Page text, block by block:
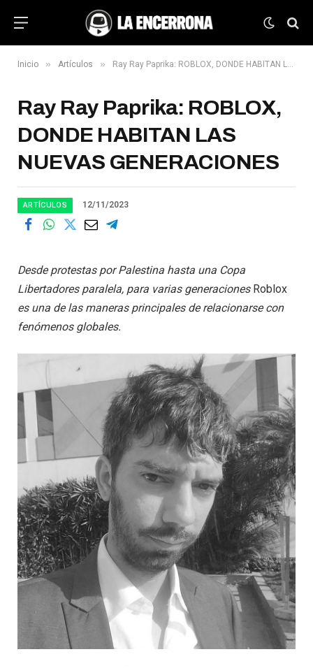
Inicio » Artículos » Ray Ray Paprika: ROBLOX, DONDE HABITAN LAS NUEVAS GENERACIONES
Ray Ray Paprika: ROBLOX,
DONDE HABITAN LAS
NUEVAS GENERACIONES
ARTÍCULOS 12/11/2023
Desde protestas por Palestina hasta una Copa
Libertadores paralela, para varias generaciones Roblox
es una de las maneras principales de relacionarse con
fenómenos globales.